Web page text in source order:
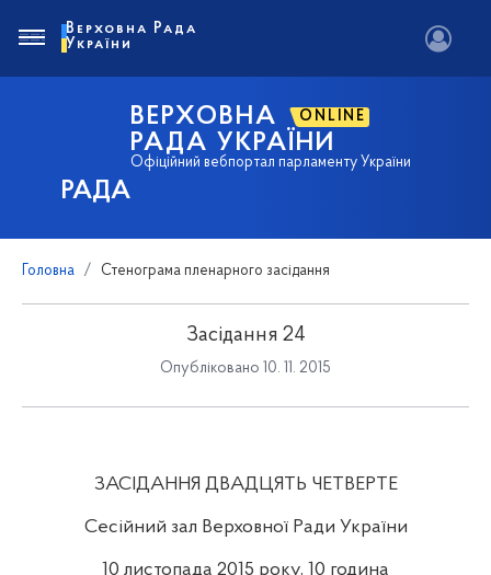
РАДА
ВЕРХОВНА ONLINE
РАДА УКРАЇНИ
Офіційний вебпортал парламенту України
Верховна Рада
України
Головна Стенограма пленарного засідання
Засідання 24
Опубліковано 10. 11. 2015
ЗАСІДАННЯ ДВАДЦЯТЬ ЧЕТВЕРТЕ
Сесійний зал Верховної Ради України
10 листопада 2015 року, 10 година